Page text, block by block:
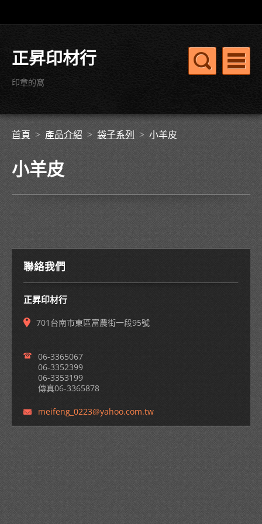
正昇印材行
印章的窩
首頁 > 產品介紹 > 袋子系列 > 小羊皮
小羊皮
聯絡我們
正昇印材行
701台南市東區富農街一段95號
06-3365067
06-3352399
06-3353199
傳真06-3365878
meifeng_ 0223@yahoo.com.tw